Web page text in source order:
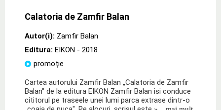
Calatoria de Zamfir Balan
Autor(i): Zamfir Balan
Editura: EIKON - 2018
promoție
Cartea autorului Zamfir Balan „Calatoria de Zamfir
Balan" de la editura EIKON Zamfir Balan isi conduce
cititorul pe traseele unei lumi parca extrase dintr-o